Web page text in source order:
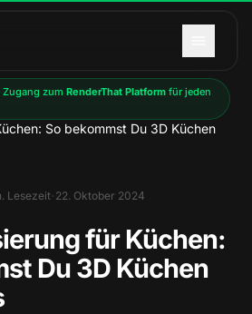
Zugang zum RenderThat Platform für jeden
So bekommst Du 3D Küchen
Lesezeit· 22. Oktober 2024
für Küchen:
Du 3D Küchen